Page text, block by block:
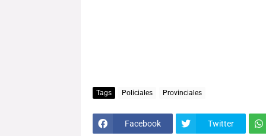
Tags Policiales Provinciales
Facebook Twitter